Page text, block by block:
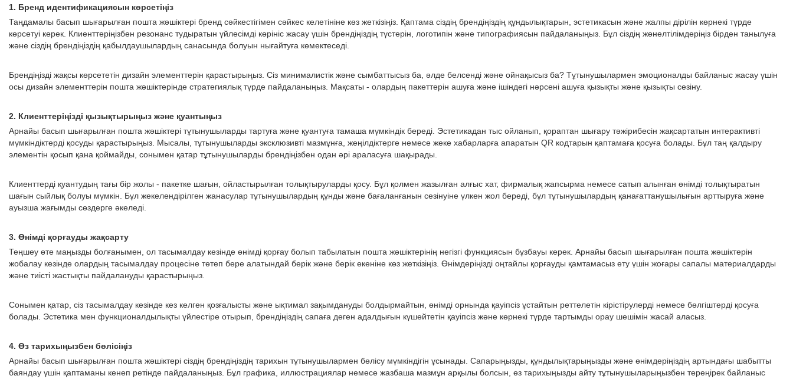
1. Бренд идентификациясын көрсетіңіз
Таңдамалы басып шығарылған пошта жәшіктері бренд сәйкестігімен сәйкес келетініне көз жеткізіңіз. Қаптама сіздің брендіңіздің құндылықтарын, эстетикасын және жалпы дірілін көрнекі түрде
көрсетуі керек. Клиенттеріңізбен резонанс тудыратын үйлесімді көрініс жасау үшін брендіңіздің түстерін, логотипін және типографиясын пайдаланыңыз. Бұл сіздің жөнелтілімдеріңіз бірден танылуға
және сіздің брендіңіздің қабылдаушылардың санасында болуын нығайтуға көмектеседі.
Брендіңізді жақсы көрсететін дизайн элементтерін қарастырыңыз. Сіз минималистік және сымбаттысыз ба, әлде белсенді және ойнақысыз ба? Тұтынушылармен эмоционалды байланыс жасау үшін
осы дизайн элементтерін пошта жәшіктерінде стратегиялық түрде пайдаланыңыз. Мақсаты - олардың пакеттерін ашуға және ішіндегі нәрсені ашуға қызықты және қызықты сезіну.
2. Клиенттеріңізді қызықтырыңыз және қуантыңыз
Арнайы басып шығарылған пошта жәшіктері тұтынушыларды тартуға және қуантуға тамаша мүмкіндік береді. Эстетикадан тыс ойланып, қораптан шығару тәжірибесін жақсартатын интерактивті
мүмкіндіктерді қосуды қарастырыңыз. Мысалы, тұтынушыларды эксклюзивті мазмұнға, жеңілдіктерге немесе жеке хабарларға апаратын QR кодтарын қаптамаға қосуға болады. Бұл таң қалдыру
элементін қосып қана қоймайды, сонымен қатар тұтынушыларды брендіңізбен одан әрі араласуға шақырады.
Клиенттерді қуантудың тағы бір жолы - пакетке шағын, ойластырылған толықтыруларды қосу. Бұл қолмен жазылған алғыс хат, фирмалық жапсырма немесе сатып алынған өнімді толықтыратын
шағын сыйлық болуы мүмкін. Бұл жекелендірілген жанасулар тұтынушылардың құнды және бағаланғанын сезінуіне үлкен жол береді, бұл тұтынушылардың қанағаттанушылығын арттыруға және
ауызша жағымды сөздерге әкеледі.
3. Өнімді қорғауды жақсарту
Теңшеу өте маңызды болғанымен, ол тасымалдау кезінде өнімді қорғау болып табылатын пошта жәшіктерінің негізгі функциясын бұзбауы керек. Арнайы басып шығарылған пошта жәшіктерін
жобалау кезінде олардың тасымалдау процесіне төтеп бере алатындай берік және берік екеніне көз жеткізіңіз. Өнімдеріңізді оңтайлы қорғауды қамтамасыз ету үшін жоғары сапалы материалдарды
және тиісті жастықты пайдалануды қарастырыңыз.
Сонымен қатар, сіз тасымалдау кезінде кез келген қозғалысты және ықтимал зақымдануды болдырмайтын, өнімді орнында қауіпсіз ұстайтын реттелетін кірістірулерді немесе бөлгіштерді қосуға
болады. Эстетика мен функционалдылықты үйлестіре отырып, брендіңіздің сапаға деген адалдығын күшейтетін қауіпсіз және көрнекі түрде тартымды орау шешімін жасай аласыз.
4. Өз тарихыңызбен бөлісіңіз
Арнайы басып шығарылған пошта жәшіктері сіздің брендіңіздің тарихын тұтынушылармен бөлісу мүмкіндігін ұсынады. Сапарыңызды, құндылықтарыңызды және өнімдеріңіздің артындағы шабытты
баяндау үшін қаптаманы кенеп ретінде пайдаланыңыз. Бұл графика, иллюстрациялар немесе жазбаша мазмұн арқылы болсын, өз тарихыңызды айту тұтынушыларыңызбен тереңірек байланыс